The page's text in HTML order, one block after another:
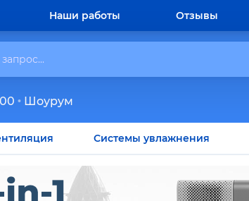
Наши работы Отзывы
Шоурум
Системы увлажнения